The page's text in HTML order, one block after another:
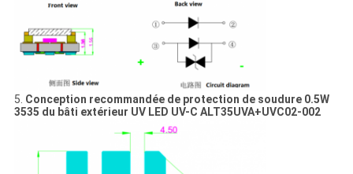
5. Conception recommandée de protection de soudure 0.5W
3535 du bâti extérieur UV LED UV-C ALT35UVA+UVC02-002